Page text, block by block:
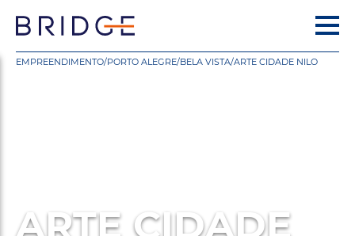
EMPREENDIMENTO/PORTO ALEGRE/BELA VISTA/ARTE CIDADE NILO
ARTE CIDADE